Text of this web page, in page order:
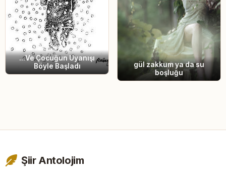
...Ve Çocuğun Uyanışı
Böyle Başladı
gül zakkum ya da su
boşluğu
Şiir Antolojim